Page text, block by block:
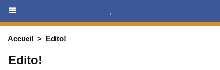
.
Accueil > Edito!
Edito!